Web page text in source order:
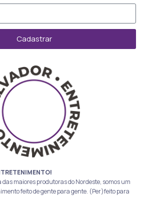
Cadastrar
maiores produtoras do Nordeste, somos um
feito de gente para gente. (Per)feito para